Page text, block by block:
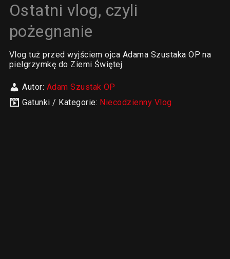
Ostatni vlog, czyli
pożegnanie
Vlog tuż przed wyjściem ojca Adama Szustaka OP na
pielgrzymkę do Ziemi Świętej.
Autor: Adam Szustak OP
Gatunki / Kategorie: Niecodzienny Vlog